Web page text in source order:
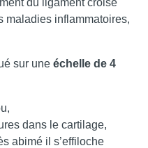
du ligament croisé
maladies inflammatoires,
sur une échelle de 4
dans le cartilage,
abimé il s’effiloche